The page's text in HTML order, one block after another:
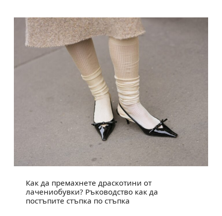
Как да премахнете драскотини от
лачениобувки? Ръководство как да
постъпите стъпка по стъпка